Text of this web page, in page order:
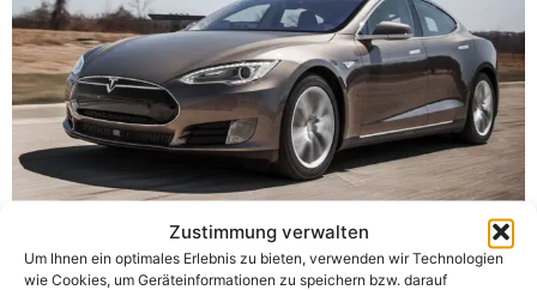
Zustimmung verwalten
Um Ihnen ein optimales Erlebnis zu bieten, verwenden wir Technologien
wie Cookies, um Geräteinformationen zu speichern bzw. darauf